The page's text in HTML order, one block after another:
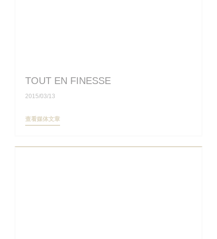
TOUT EN FINESSE
2015/03/13
查看媒体文章((在新窗口中打开))